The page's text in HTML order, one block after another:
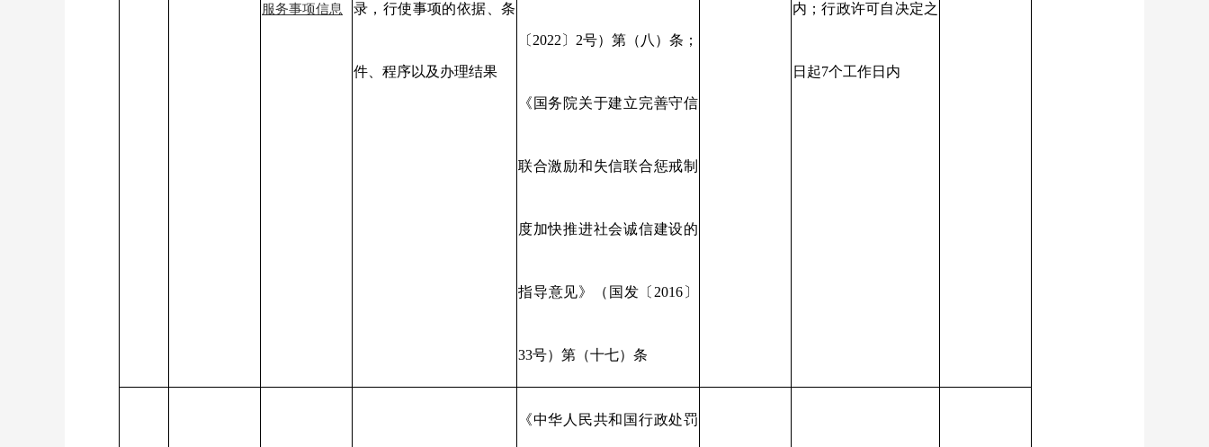
服务事项信息 录，行使事项的依据、条
件、程序以及办理结果
〔2022〕2号）第（八）条；
《国务院关于建立完善守信
联合激励和失信联合惩戒制
度加快推进社会诚信建设的
指导意见》（国发〔2016〕
33号）第（十七）条
内；行政许可自决定之
日起7个工作日内
《中华人民共和国行政处罚